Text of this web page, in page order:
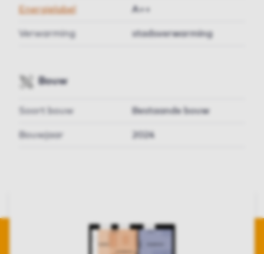
Energielabel A++
Verwarming stadsverwarming
Bouw
Soort bouw Bestaande bouw
Bouwjaar 2024